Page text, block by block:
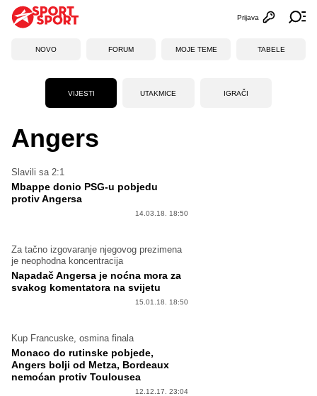
Otvori
Prijava
NOVO FORUM MOJE TEME TABELE
VIJESTI UTAKMICE IGRAČI
Angers
Slavili sa 2:1
Mbappe donio PSG-u pobjedu
protiv Angersa
14.03.18. 18:50
Za tačno izgovaranje njegovog prezimena
je neophodna koncentracija
Napadač Angersa je noćna mora za
svakog komentatora na svijetu
15.01.18. 18:50
Kup Francuske, osmina finala
Monaco do rutinske pobjede,
Angers bolji od Metza, Bordeaux
nemoćan protiv Toulousea
12.12.17. 23:04